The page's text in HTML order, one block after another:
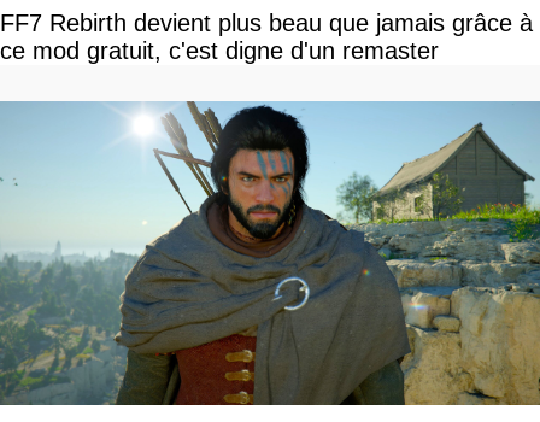
FF7 Rebirth devient plus beau que jamais grâce à
ce mod gratuit, c'est digne d'un remaster